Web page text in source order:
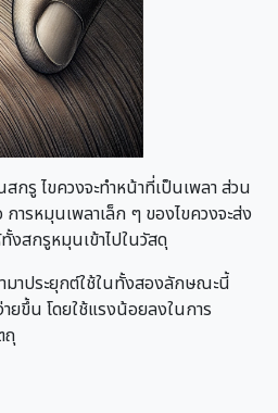
สกรู ไขควงจะทำหน้าที่เป็นเพลา ส่วน
ารหมุนเพลาเล็ก ๆ ของไขควงจะส่ง
งสกรูหมุนเข้าไปในวัสดุ
มาประยุกต์ใช้ในทั้งสองลักษณะนี้
ายขึ้น โดยใช้แรงน้อยลงในการ
ถุ